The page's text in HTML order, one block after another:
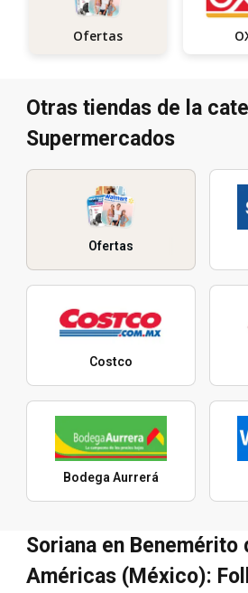
Ofertas
Otras tiendas de la
Supermercados
Ofertas
Costco
Bodega Aurrerá
Soriana en Benemérito
Américas (México):